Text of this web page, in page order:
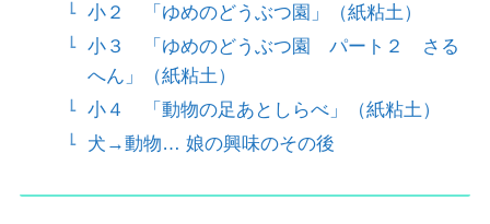
小２ 「ゆめのどうぶつ園」（紙粘土）
小３ 「ゆめのどうぶつ園 パート２ さる
へん」（紙粘土）
小４ 「動物の足あとしらべ」（紙粘土）
犬→動物… 娘の興味のその後